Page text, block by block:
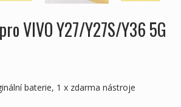
VIVO Y27/Y27S/Y36 5G
baterie, 1 x zdarma nástroje